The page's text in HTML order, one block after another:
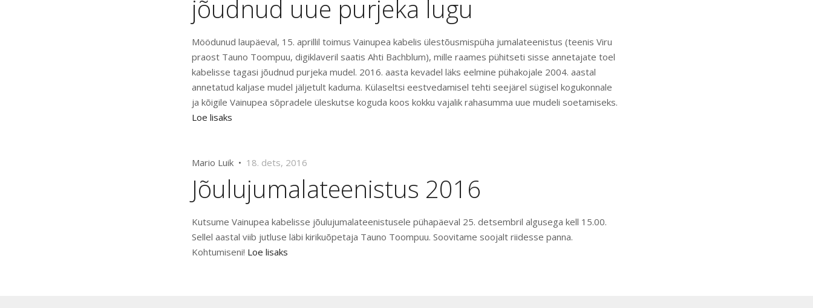
jõudnud uue purjeka lugu
Möödunud laupäeval, 15. aprillil toimus Vainupea kabelis ülestõusmispüha jumalateenistus (teenis Viru
praost Tauno Toompuu, digiklaveril saatis Ahti Bachblum), mille raames pühitseti sisse annetajate toel
kabelisse tagasi jõudnud purjeka mudel. 2016. aasta kevadel läks eelmine pühakojale 2004. aastal
annetatud kaljase mudel jäljetult kaduma. Külaseltsi eestvedamisel tehti seejärel sügisel kogukonnale
ja kõigile Vainupea sõpradele üleskutse koguda koos kokku vajalik rahasumma uue mudeli soetamiseks.
Loe lisaks
Mario Luik • 18. dets, 2016
Jõulujumalateenistus 2016
Kutsume Vainupea kabelisse jõulujumalateenistusele pühapäeval 25. detsembril algusega kell 15.00.
Sellel aastal viib jutluse läbi kirikuõpetaja Tauno Toompuu. Soovitame soojalt riidesse panna.
Kohtumiseni! Loe lisaks